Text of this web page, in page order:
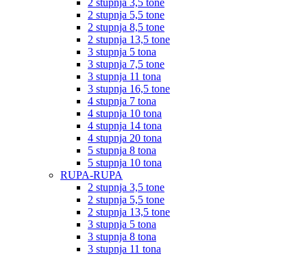
2 stupnja 3,5 tone
2 stupnja 5,5 tone
2 stupnja 8,5 tone
2 stupnja 13,5 tone
3 stupnja 5 tona
3 stupnja 7,5 tone
3 stupnja 11 tona
3 stupnja 16,5 tone
4 stupnja 7 tona
4 stupnja 10 tona
4 stupnja 14 tona
4 stupnja 20 tona
5 stupnja 8 tona
5 stupnja 10 tona
RUPA-RUPA
2 stupnja 3,5 tone
2 stupnja 5,5 tone
2 stupnja 13,5 tone
3 stupnja 5 tona
3 stupnja 8 tona
3 stupnja 11 tona